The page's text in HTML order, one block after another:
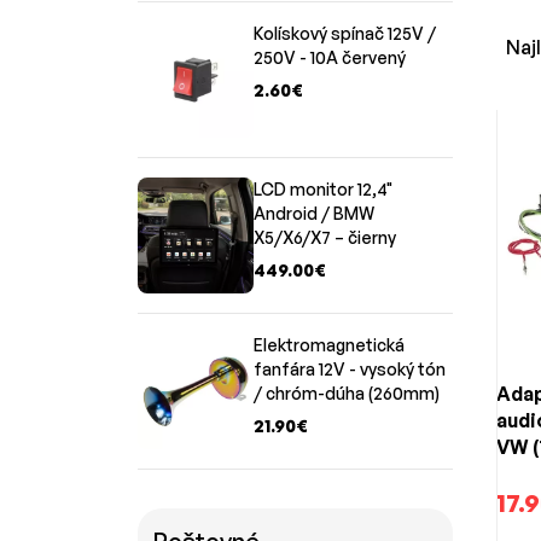
Kolískový spínač 125V /
250V - 10A červený
2.60€
LCD monitor 12,4"
Android / BMW
X5/X6/X7 – čierny
449.00€
Elektromagnetická
fanfára 12V - vysoký tón
/ chróm-dúha (260mm)
21.90€
V
VW